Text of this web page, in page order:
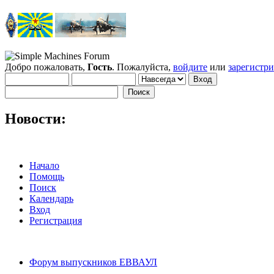
Добро пожаловать, Гость. Пожалуйста, войдите или
Новости:
Начало
Помощь
Поиск
Календарь
Вход
Регистрация
Форум выпускников ЕВВАУЛ